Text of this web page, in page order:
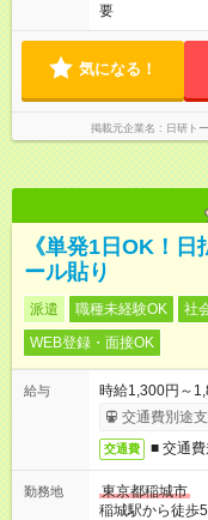
要
気になる！
掲載元企業名 日研ト
《単発1日OK！
ール貼り
派遣 職種未経験OK 社
WEB登録・面接OK
給与
時給1,300円～
交通費別途
交通費 ■ 交通
勤務地
東京都稲城市
稲城駅から徒歩